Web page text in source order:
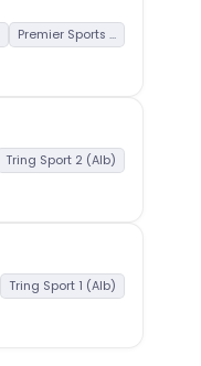
Premier Sports ...
Tring Sport 2 (Alb)
Tring Sport 1 (Alb)